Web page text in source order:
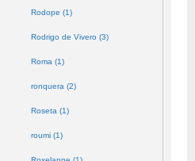
Rodope (1)
Rodrigo de Vivero (3)
Roma (1)
ronquera (2)
Roseta (1)
roumi (1)